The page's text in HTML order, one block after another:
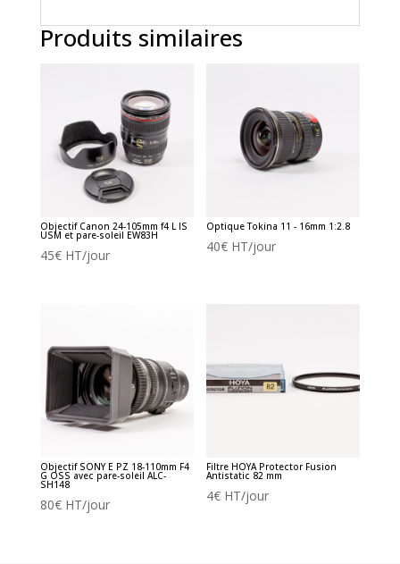
Produits similaires
Objectif Canon 24-105mm f4 L IS
USM et pare-soleil EW83H
45€HT/jour
Optique Tokina 11 - 16mm 1:2.8
40€ HT/jour
Objectif SONY E PZ 18-110mm F4
G OSS avec pare-soleil ALC-
SH148
80€HT/jour
Filtre HOYA Protector Fusion
Antistatic 82 mm
4€ HT/jour